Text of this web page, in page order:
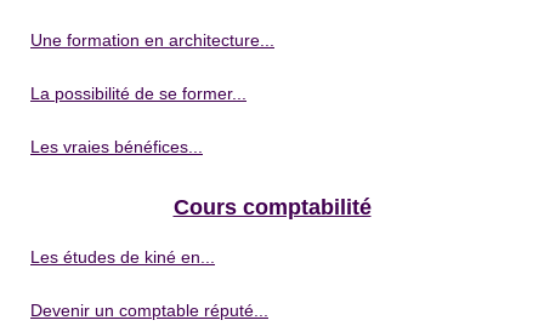
Une formation en architecture...
La possibilité de se former...
Les vraies bénéfices...
Cours comptabilité
Les études de kiné en...
Devenir un comptable réputé...